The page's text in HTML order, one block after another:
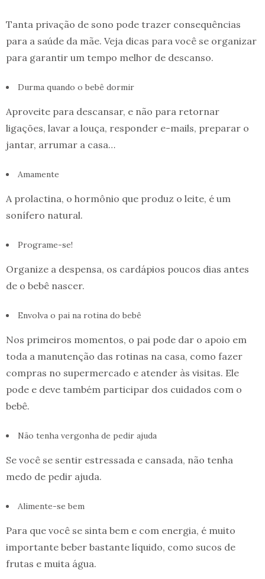
Tanta privação de sono pode trazer consequências
para a saúde da mãe. Veja dicas para você se organizar
para garantir um tempo melhor de descanso.
Durma quando o bebê dormir
Aproveite para descansar, e não para retornar
ligações, lavar a louça, responder e-mails, preparar o
jantar, arrumar a casa…
Amamente
A prolactina, o hormônio que produz o leite, é um
sonífero natural.
Programe-se!
Organize a despensa, os cardápios poucos dias antes
de o bebê nascer.
Envolva o pai na rotina do bebê
Nos primeiros momentos, o pai pode dar o apoio em
toda a manutenção das rotinas na casa, como fazer
compras no supermercado e atender às visitas. Ele
pode e deve também participar dos cuidados com o
bebê.
Não tenha vergonha de pedir ajuda
Se você se sentir estressada e cansada, não tenha
medo de pedir ajuda.
Alimente-se bem
Para que você se sinta bem e com energia, é muito
importante beber bastante líquido, como sucos de
frutas e muita água.